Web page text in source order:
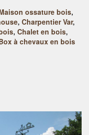
ossature bois,
, Charpentier Var,
, Chalet en bois,
à chevaux en bois